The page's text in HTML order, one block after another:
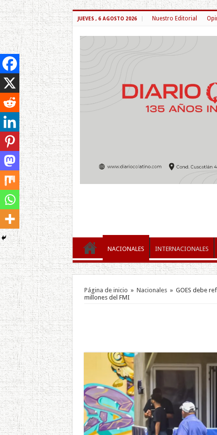
JUEVES , 6 AGOSTO 2026 Nuestro Editorial
NACIONALES INTERNACIONALES
Página de inicio » Nacionales » GOES debe
millones del FMI